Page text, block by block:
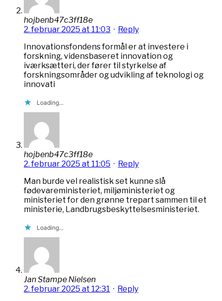
hojbenb47c3ff18e
2. februar 2025 at 11:03 · Reply
Innovationsfondens formål er at investere i
forskning, vidensbaseret innovation og
iværksætteri, der fører til styrkelse af
forskningsområder og udvikling af teknologi og
innovati
Loading...
hojbenb47c3ff18e
2. februar 2025 at 11:05 · Reply
Man burde vel realistisk set kunne slå
fødevareministeriet, miljøministeriet og
ministeriet for den grønne trepart sammen til et
ministerie, Landbrugsbeskyttelsesministeriet.
Loading...
Jan Stampe Nielsen
2. februar 2025 at 12:31 · Reply